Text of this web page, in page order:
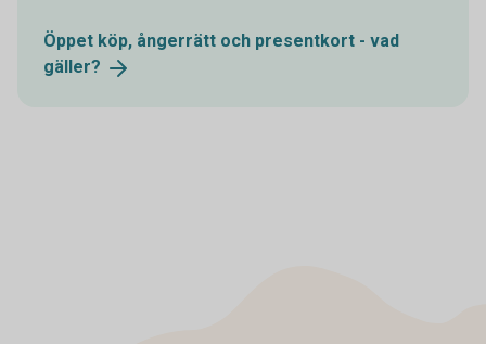
Öppet köp, ångerrätt och presentkort - vad
gäller?